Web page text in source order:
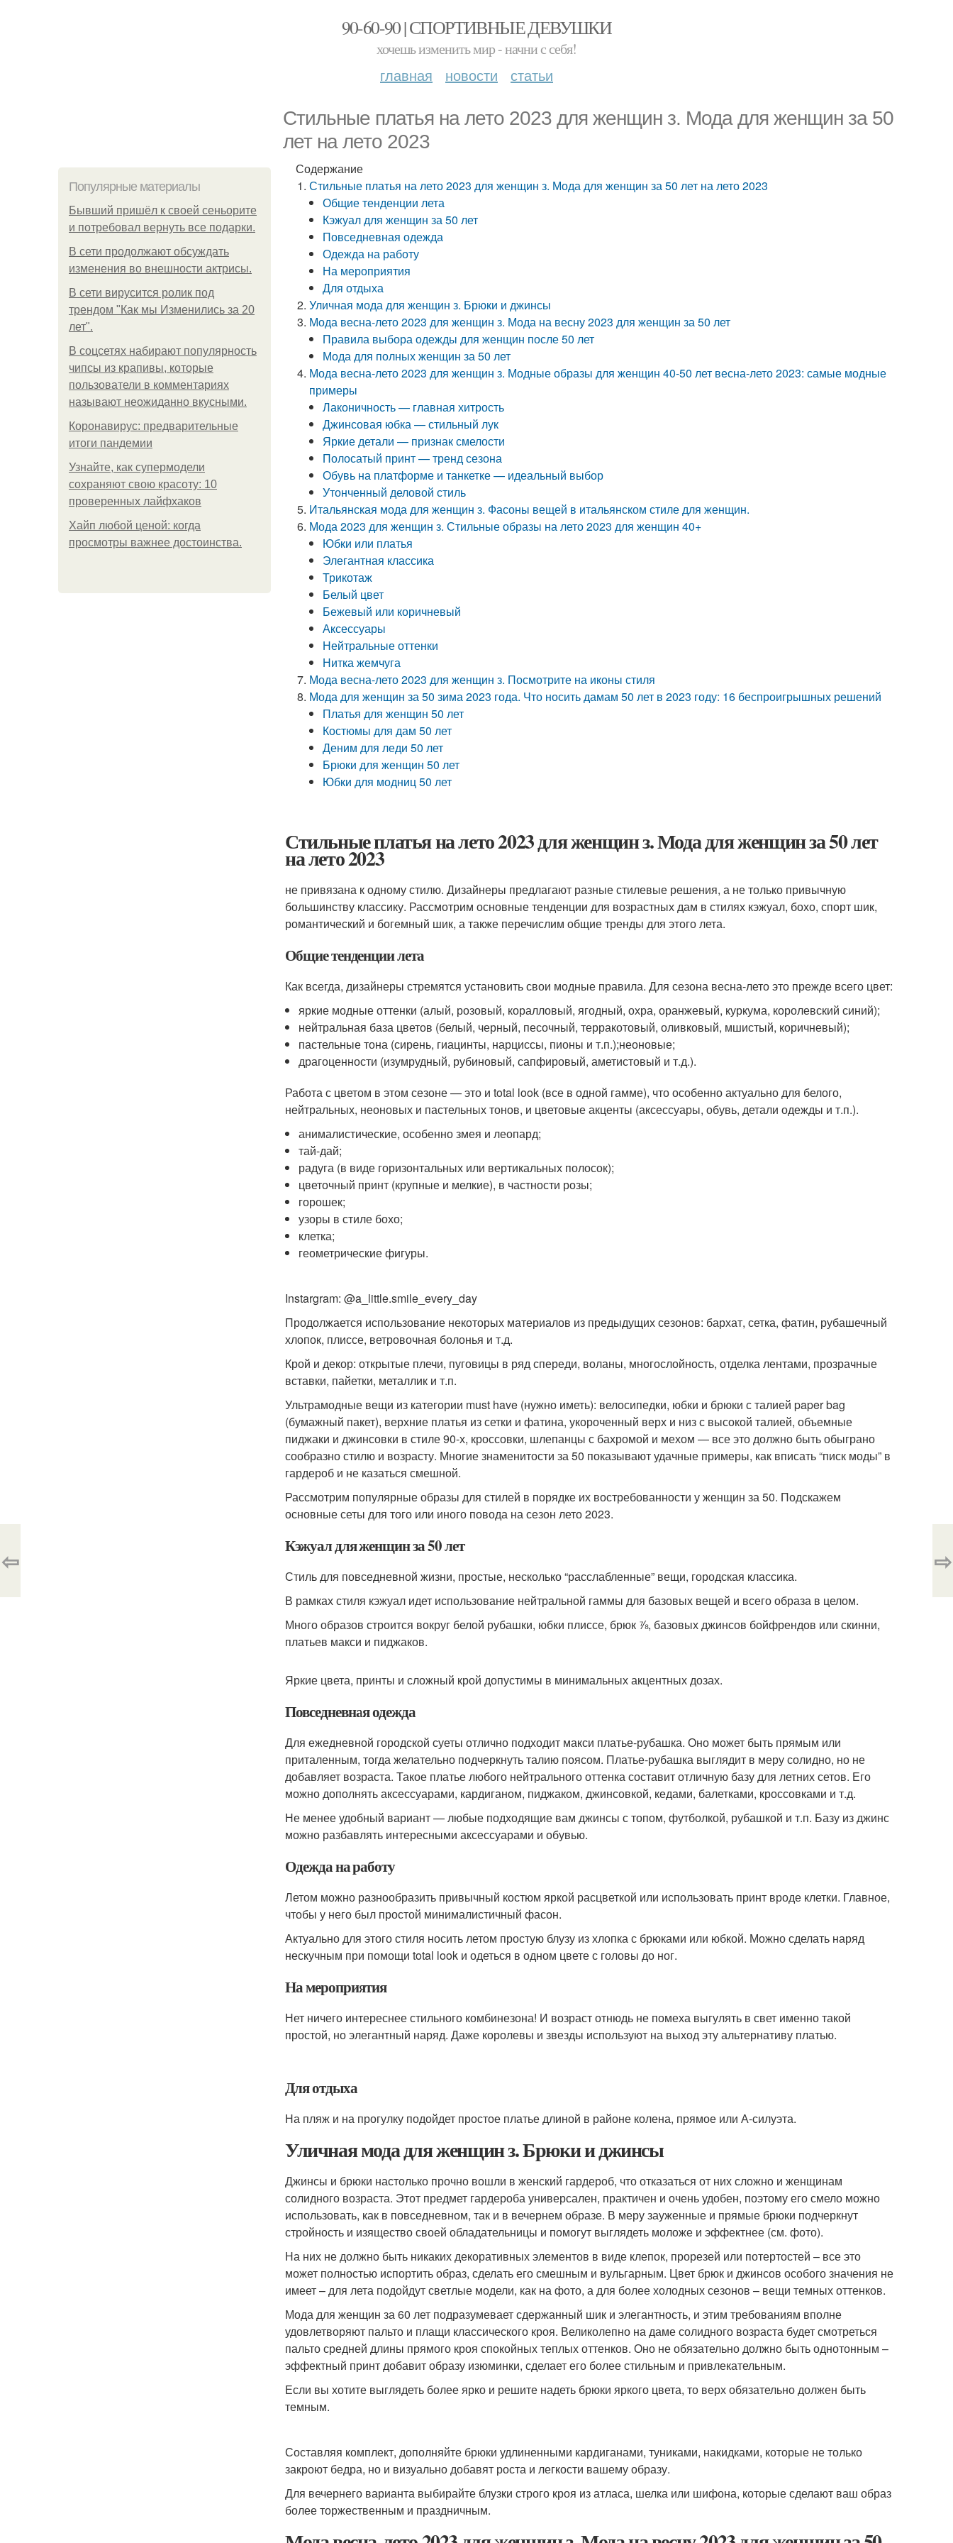
90-60-90 | СПОРТИВНЫЕ ДЕВУШКИ
хочешь изменить мир - начни с себя!
главная новости статьи
Стильные платья на лето 2023 для женщин з. Мода для женщин за 50
лет на лето 2023
Популярные материалы
Бывший пришёл к своей сеньорите
и потребовал вернуть все подарки.
В сети продолжают обсуждать
изменения во внешности актрисы.
В сети вирусится ролик под
трендом "Как мы Изменились за 20
лет".
В соцсетях набирают популярность
чипсы из крапивы, которые
пользователи в комментариях
называют неожиданно вкусными.
Коронавирус: предварительные
итоги пандемии
Узнайте, как супермодели
сохраняют свою красоту: 10
проверенных лайфхаков
Хайп любой ценой: когда
просмотры важнее достоинства.
Содержание
Стильные платья на лето 2023 для женщин з. Мода для женщин за 50 лет на лето 2023
Общие тенденции лета
Кэжуал для женщин за 50 лет
Повседневная одежда
Одежда на работу
На мероприятия
Для отдыха
Уличная мода для женщин з. Брюки и джинсы
Мода весна-лето 2023 для женщин з. Мода на весну 2023 для женщин за 50 лет
Правила выбора одежды для женщин после 50 лет
Мода для полных женщин за 50 лет
Мода весна-лето 2023 для женщин з. Модные образы для женщин 40-50 лет весна-лето 2023: самые модные
примеры
Лаконичность — главная хитрость
Джинсовая юбка — стильный лук
Яркие детали — признак смелости
Полосатый принт — тренд сезона
Обувь на платформе и танкетке — идеальный выбор
Утонченный деловой стиль
Итальянская мода для женщин з. Фасоны вещей в итальянском стиле для женщин.
Мода 2023 для женщин з. Стильные образы на лето 2023 для женщин 40+
Юбки или платья
Элегантная классика
Трикотаж
Белый цвет
Бежевый или коричневый
Аксессуары
Нейтральные оттенки
Нитка жемчуга
Мода весна-лето 2023 для женщин з. Посмотрите на иконы стиля
Мода для женщин за 50 зима 2023 года. Что носить дамам 50 лет в 2023 году: 16 беспроигрышных решений
Платья для женщин 50 лет
Костюмы для дам 50 лет
Деним для леди 50 лет
Брюки для женщин 50 лет
Юбки для модниц 50 лет
Стильные платья на лето 2023 для женщин з. Мода для женщин за 50 лет
на лето 2023
не привязана к одному стилю. Дизайнеры предлагают разные стилевые решения, а не только привычную
большинству классику. Рассмотрим основные тенденции для возрастных дам в стилях кэжуал, бохо, спорт шик,
романтический и богемный шик, а также перечислим общие тренды для этого лета.
Общие тенденции лета
Как всегда, дизайнеры стремятся установить свои модные правила. Для сезона весна-лето это прежде всего цвет:
яркие модные оттенки (алый, розовый, коралловый, ягодный, охра, оранжевый, куркума, королевский синий);
нейтральная база цветов (белый, черный, песочный, терракотовый, оливковый, мшистый, коричневый);
пастельные тона (сирень, гиацинты, нарциссы, пионы и т.п.);неоновые;
драгоценности (изумрудный, рубиновый, сапфировый, аметистовый и т.д.).
Работа с цветом в этом сезоне — это и total look (все в одной гамме), что особенно актуально для белого,
нейтральных, неоновых и пастельных тонов, и цветовые акценты (аксессуары, обувь, детали одежды и т.п.).
анималистические, особенно змея и леопард;
тай-дай;
радуга (в виде горизонтальных или вертикальных полосок);
цветочный принт (крупные и мелкие), в частности розы;
горошек;
узоры в стиле бохо;
клетка;
геометрические фигуры.
Instargram: @a_little.smile_every_day
Продолжается использование некоторых материалов из предыдущих сезонов: бархат, сетка, фатин, рубашечный
хлопок, плиссе, ветровочная болонья и т.д.
Крой и декор: открытые плечи, пуговицы в ряд спереди, воланы, многослойность, отделка лентами, прозрачные
вставки, пайетки, металлик и т.п.
Ультрамодные вещи из категории must have (нужно иметь): велосипедки, юбки и брюки с талией paper bag
(бумажный пакет), верхние платья из сетки и фатина, укороченный верх и низ с высокой талией, объемные
пиджаки и джинсовки в стиле 90-х, кроссовки, шлепанцы с бахромой и мехом — все это должно быть обыграно
сообразно стилю и возрасту. Многие знаменитости за 50 показывают удачные примеры, как вписать “писк моды” в
гардероб и не казаться смешной.
Рассмотрим популярные образы для стилей в порядке их востребованности у женщин за 50. Подскажем
основные сеты для того или иного повода на сезон лето 2023.
Кэжуал для женщин за 50 лет
Стиль для повседневной жизни, простые, несколько “расслабленные” вещи, городская классика.
В рамках стиля кэжуал идет использование нейтральной гаммы для базовых вещей и всего образа в целом.
Много образов строится вокруг белой рубашки, юбки плиссе, брюк ⅞, базовых джинсов бойфрендов или скинни,
платьев макси и пиджаков.
Яркие цвета, принты и сложный крой допустимы в минимальных акцентных дозах.
Повседневная одежда
Для ежедневной городской суеты отлично подходит макси платье-рубашка. Оно может быть прямым или
приталенным, тогда желательно подчеркнуть талию поясом. Платье-рубашка выглядит в меру солидно, но не
добавляет возраста. Такое платье любого нейтрального оттенка составит отличную базу для летних сетов. Его
можно дополнять аксессуарами, кардиганом, пиджаком, джинсовкой, кедами, балетками, кроссовками и т.д.
Не менее удобный вариант — любые подходящие вам джинсы с топом, футболкой, рубашкой и т.п. Базу из джинс
можно разбавлять интересными аксессуарами и обувью.
Одежда на работу
Летом можно разнообразить привычный костюм яркой расцветкой или использовать принт вроде клетки. Главное,
чтобы у него был простой минималистичный фасон.
Актуально для этого стиля носить летом простую блузу из хлопка с брюками или юбкой. Можно сделать наряд
нескучным при помощи total look и одеться в одном цвете с головы до ног.
На мероприятия
Нет ничего интереснее стильного комбинезона! И возраст отнюдь не помеха выгулять в свет именно такой
простой, но элегантный наряд. Даже королевы и звезды используют на выход эту альтернативу платью.
Для отдыха
На пляж и на прогулку подойдет простое платье длиной в районе колена, прямое или А-силуэта.
Уличная мода для женщин з. Брюки и джинсы
Джинсы и брюки настолько прочно вошли в женский гардероб, что отказаться от них сложно и женщинам
солидного возраста. Этот предмет гардероба универсален, практичен и очень удобен, поэтому его смело можно
использовать, как в повседневном, так и в вечернем образе. В меру зауженные и прямые брюки подчеркнут
стройность и изящество своей обладательницы и помогут выглядеть моложе и эффектнее (см. фото).
На них не должно быть никаких декоративных элементов в виде клепок, прорезей или потертостей – все это
может полностью испортить образ, сделать его смешным и вульгарным. Цвет брюк и джинсов особого значения не
имеет – для лета подойдут светлые модели, как на фото, а для более холодных сезонов – вещи темных оттенков.
Мода для женщин за 60 лет подразумевает сдержанный шик и элегантность, и этим требованиям вполне
удовлетворяют пальто и плащи классического кроя. Великолепно на даме солидного возраста будет смотреться
пальто средней длины прямого кроя спокойных теплых оттенков. Оно не обязательно должно быть однотонным –
эффектный принт добавит образу изюминки, сделает его более стильным и привлекательным.
Если вы хотите выглядеть более ярко и решите надеть брюки яркого цвета, то верх обязательно должен быть
темным.
Составляя комплект, дополняйте брюки удлиненными кардиганами, туниками, накидками, которые не только
закроют бедра, но и визуально добавят роста и легкости вашему образу.
Для вечернего варианта выбирайте блузки строго кроя из атласа, шелка или шифона, которые сделают ваш образ
более торжественным и праздничным.
⇦ ⇨